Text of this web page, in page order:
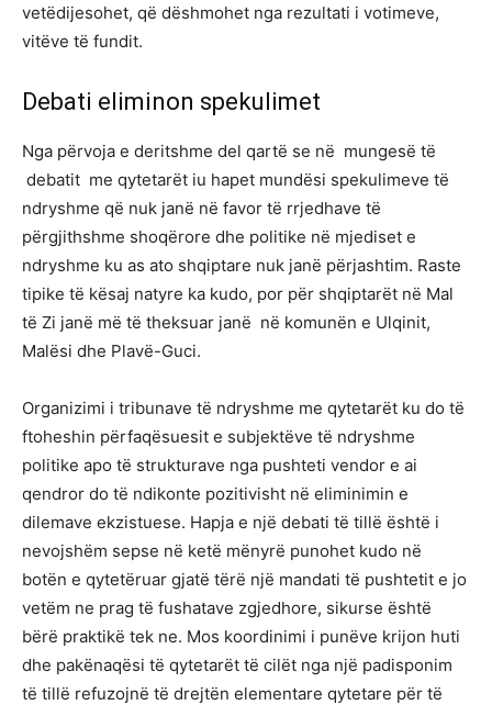
vetëdijesohet, që dëshmohet nga rezultati i votimeve,
vitëve të fundit.
Debati eliminon spekulimet
Nga përvoja e deritshme del qartë se në mungesë të
debatit me qytetarët iu hapet mundësi spekulimeve të
ndryshme që nuk janë në favor të rrjedhave të
përgjithshme shoqërore dhe politike në mjediset e
ndryshme ku as ato shqiptare nuk janë përjashtim. Raste
tipike të kësaj natyre ka kudo, por për shqiptarët në Mal
të Zi janë më të theksuar janë në komunën e Ulqinit,
Malësi dhe Plavë-Guci.
Organizimi i tribunave të ndryshme me qytetarët ku do të
ftoheshin përfaqësuesit e subjektëve të ndryshme
politike apo të strukturave nga pushteti vendor e ai
qendror do të ndikonte pozitivisht në eliminimin e
dilemave ekzistuese. Hapja e një debati të tillë është i
nevojshëm sepse në ketë mënyrë punohet kudo në
botën e qytetëruar gjatë tërë një mandati të pushtetit e jo
vetëm ne prag të fushatave zgjedhore, sikurse është
bërë praktikë tek ne. Mos koordinimi i punëve krijon huti
dhe pakënaqësi të qytetarët të cilët nga një padisponim
të tillë refuzojnë të drejtën elementare qytetare për të